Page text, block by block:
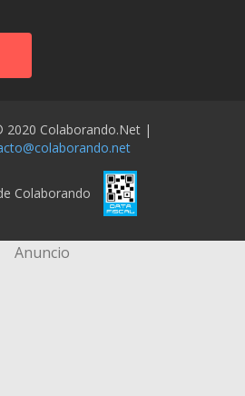
2020 Colaborando.net |
Colaborando
Anuncio